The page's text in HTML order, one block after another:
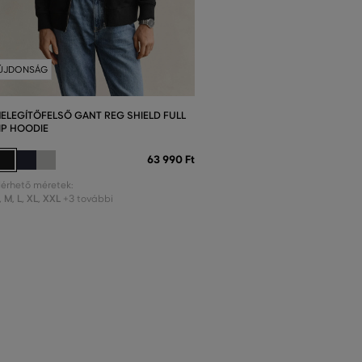
GANT REG SHIELD FULL
HOODIE
63 990 Ft
méretek:
, M, L, XL, XXL +3 további